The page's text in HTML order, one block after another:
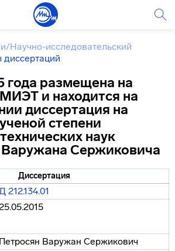
/Научно-исследовательский
года размещена на
и находится на
диссертация на
степени
наук
Сержиковича
Диссертация
212.134.01
Петросян Варужан Сержикович